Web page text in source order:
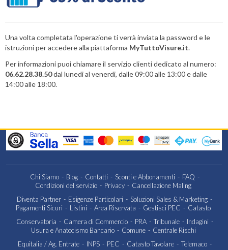
Una volta completata l'operazione ti verrà inviata la password e le
istruzioni per accedere alla piattaforma MyTuttoVisure.it.
Per informazioni puoi chiamare il servizio clienti dedicato al numero:
06.62.28.38.50dal lunedi al venerdi, dalle 09:00 alle 13:00 e dalle
14:00 alle 18:00.
Chi Siamo Blog Contatti Sconti e Abbonamenti
FAQ
Condizioni del servizio
Privacy
Cancellazione Maling
Diventa Partner
Esigenze Particolari
Soluzioni Sales & Marketing
Pagamenti Sicuri
Listini Area Riservata Gestisci PEC
Catasto
Conservatoria
Camera di Commercio PRA Tribunale
Indagini
Usura e Anatocismo Bancario
Comune
Centrale Rischi
Equitalia / Ag. Entrate
INPS PEC Catasto Tavolare
Telemaco